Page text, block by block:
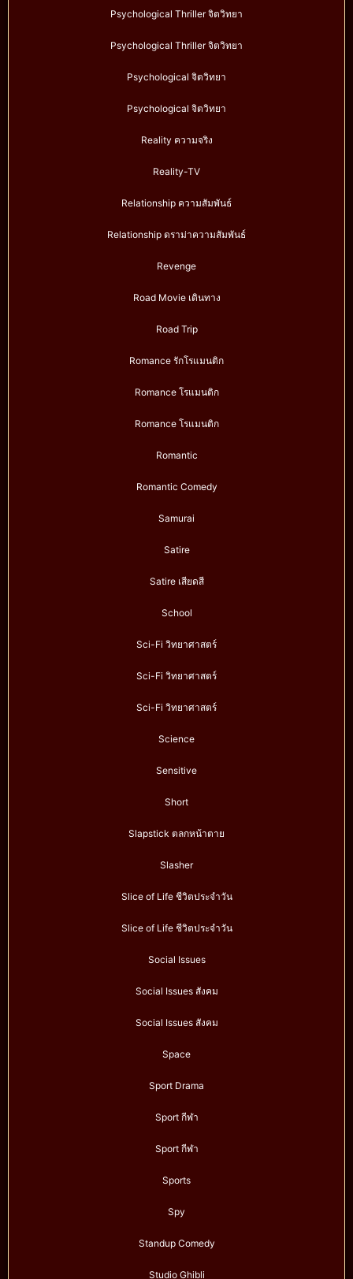
Psychological Thriller จิตวิทยา
Psychological Thriller จิตวิทยา
Psychological จิตวิทยา
Psychological จิตวิทยา
Reality ความจริง
Reality-TV
Relationship ความสัมพันธ์
Relationship ดราม่าความสัมพันธ์
Revenge
Road Movie เดินทาง
Road Trip
Romance รักโรแมนติก
Romance โรแมนติก
Romance โรแมนติก
Romantic
Romantic Comedy
Samurai
Satire
Satire เสียดสี
School
Sci-Fi วิทยาศาสตร์
Sci-Fi วิทยาศาสตร์
Sci-Fi วิทยาศาสตร์
Science
Sensitive
Short
Slapstick ตลกหน้าตาย
Slasher
Slice of Life ชีวิตประจำวัน
Slice of Life ชีวิตประจำวัน
Social Issues
Social Issues สังคม
Social Issues สังคม
Space
Sport Drama
Sport กีฬา
Sport กีฬา
Sports
Spy
Standup Comedy
Studio Ghibli